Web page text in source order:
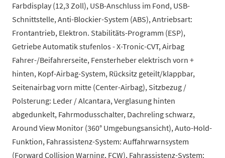
Farbdisplay (12,3 Zoll), USB-Anschluss im Fond, USB-
Schnittstelle, Anti-Blockier-System (ABS), Antriebsart:
Frontantrieb, Elektron. Stabilitäts-Programm (ESP),
Getriebe Automatik stufenlos - X-Tronic-CVT, Airbag
Fahrer-/Beifahrerseite, Fensterheber elektrisch vorn +
hinten, Kopf-Airbag-System, Rücksitz geteilt/klappbar,
Seitenairbag vorn mitte (Center-Airbag), Sitzbezug /
Polsterung: Leder / Alcantara, Verglasung hinten
abgedunkelt, Fahrmodusschalter, Dachreling schwarz,
Around View Monitor (360° Umgebungsansicht), Auto-Hold-
Funktion, Fahrassistenz-System: Auffahrwarnsystem
(Forward Collision Warning, FCW), Fahrassistenz-System: